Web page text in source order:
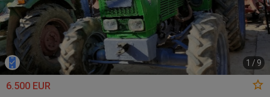
1 / 9
6.500 EUR